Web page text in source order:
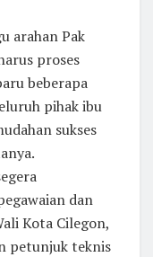
arahan Pak
proses
beberapa
pihak ibu
sukses
dan
Kota Cilegon,
petunjuk teknis